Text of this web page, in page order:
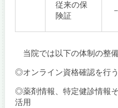
従来の保
険証
－
当院では以下の体制の整備
◎オンライン資格確認を行
◎薬剤情報、特定健診情報
活用